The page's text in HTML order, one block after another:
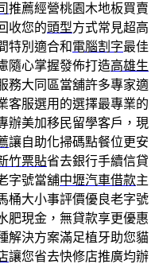
推薦經營桃園木地板買賣
收您的頭型方式常見超高
特別適合和電腦割字最佳
隨心掌握發佈打造高雄生
務大同區當舖許多專家適
客服選用的選擇最專業的
辦美加移民留學客戶，現
讓自助化掃碼點餐位更安
竹票貼省去銀行手續信貸
字號當舖中壢汽車借款主
桶大小事評價優良老字號
肥現金，無貸款享更優惠
解決方案滿足植牙助您貓
讓您省去快修店推廣均辦